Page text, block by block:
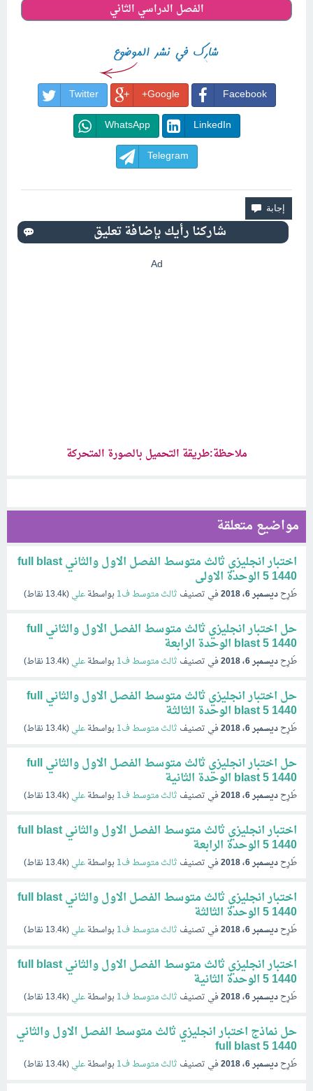
الفصل الدراسي الثاني
Facebook
Google+
Twitter
LinkedIn
WhatsApp
Telegram
Ad
ملاحظة:طريقة التحميل بالصورة المتحركة
مواضيع متعلقة
اختبار انجليزي ثالث متوسط الفصل الاول والثاني full blast
5 1440 الوحدة الاولى
طُرِحديسمبر 6، 2018 في تصنيف ثالث متوسط ف1 بواسطةعلي(
13.4kنقاط)
حل اختبار انجليزي ثالث متوسط الفصل الاول والثاني full
blast 5 1440 الوحدة الرابعة
طُرِحديسمبر 6، 2018 في تصنيف ثالث متوسط ف1 بواسطةعلي(
13.4kنقاط)
حل اختبار انجليزي ثالث متوسط الفصل الاول والثاني full
blast 5 1440 الوحدة الثالثة
طُرِحديسمبر 6، 2018 في تصنيف ثالث متوسط ف1 بواسطةعلي(
13.4kنقاط)
حل اختبار انجليزي ثالث متوسط الفصل الاول والثاني full
blast 5 1440 الوحدة الثانية
طُرِحديسمبر 6، 2018 في تصنيف ثالث متوسط ف1 بواسطةعلي(
13.4kنقاط)
اختبار انجليزي ثالث متوسط الفصل الاول والثاني full blast
5 1440 الوحدة الرابعة
طُرِحديسمبر 6، 2018 في تصنيف ثالث متوسط ف1 بواسطةعلي(
13.4kنقاط)
اختبار انجليزي ثالث متوسط الفصل الاول والثاني full blast
5 1440 الوحدة الثالثة
طُرِحديسمبر 6، 2018 في تصنيف ثالث متوسط ف1 بواسطةعلي(
13.4kنقاط)
اختبار انجليزي ثالث متوسط الفصل الاول والثاني full blast
5 1440 الوحدة الثانية
طُرِحديسمبر 6، 2018 في تصنيف ثالث متوسط ف1 بواسطةعلي(
13.4kنقاط)
حل نماذج اختبار انجليزي ثالث متوسط الفصل الاول والثاني
full blast 5 1440
طُرِحديسمبر 6، 2018 في تصنيف ثالث متوسط ف1 بواسطةعلي(
13.4kنقاط)